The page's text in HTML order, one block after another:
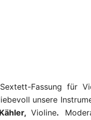
Fassung für
unsere
Violine.